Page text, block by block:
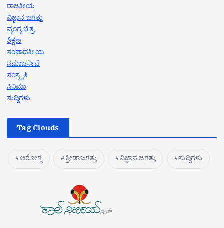
ರಾಜಕೀಯ
ವಿಜ್ಞಾನ ಜಗತ್ತು
ವ್ಯಂಗ್ಯ ಚಿತ್ರ
ಶಿಕ್ಷಣ
ಸಂಪಾದಕೀಯ
ಸಮಾಜಸೇವೆ
ಸಂಸ್ಕೃತಿ
ಸಿನಿಮಾ
ಸುದ್ದಿಗಳು
Tag Clouds
ಆರೋಗ್ಯ ಕ್ರೀಡಾಜಗತ್ತು ವಿಜ್ಞಾನ ಜಗತ್ತು ಸುದ್ದಿಗಳು